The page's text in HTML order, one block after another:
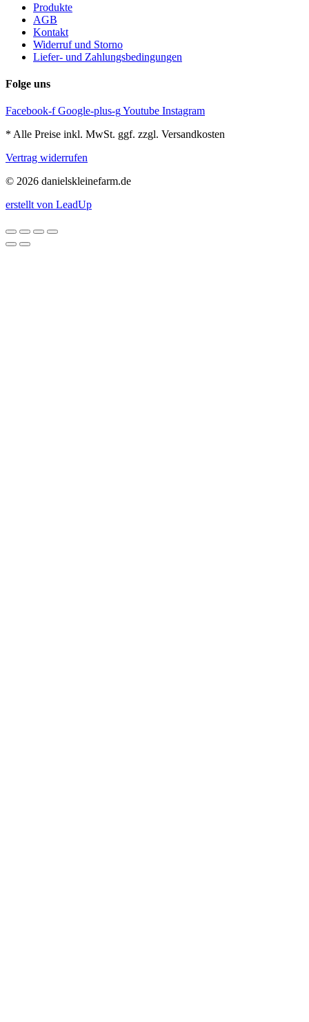
Produkte
AGB
Kontakt
Widerruf und Storno
Liefer- und Zahlungsbedingungen
Folge uns
Facebook-f Google-plus-gYoutube Instagram
* Alle Preise inkl. MwSt. ggf. zzgl. Versandkosten
Vertrag widerrufen
© 2026 danielskleinefarm.de
erstellt von LeadUp